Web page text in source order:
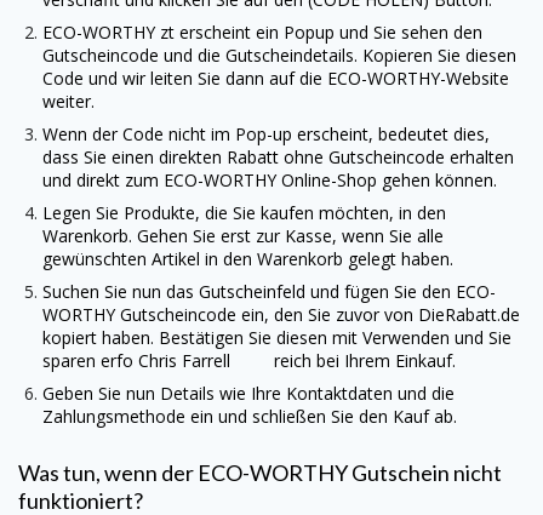
ECO-WORTHY zt erscheint ein Popup und Sie sehen den
Gutscheincode und die Gutscheindetails. Kopieren Sie diesen
Code und wir leiten Sie dann auf die ECO-WORTHY-Website
weiter.
Wenn der Code nicht im Pop-up erscheint, bedeutet dies,
dass Sie einen direkten Rabatt ohne Gutscheincode erhalten
und direkt zum ECO-WORTHYOnline-Shop gehen können.
Legen Sie Produkte, die Sie kaufen möchten, in den
Warenkorb. Gehen Sie erst zur Kasse, wenn Sie alle
gewünschten Artikel in den Warenkorb gelegt haben.
Suchen Sie nun das Gutscheinfeld und fügen Sie den ECO-
WORTHYGutscheincode ein, den Sie zuvor von DieRabatt.de
kopiert haben. Bestätigen Sie diesen mit Verwenden und Sie
sparen erfo Chris Farrell reich bei Ihrem Einkauf.
Geben Sie nun Details wie Ihre Kontaktdaten und die
Zahlungsmethode ein und schließen Sie den Kauf ab.
Was tun, wenn der ECO-WORTHYGutschein nicht
funktioniert?